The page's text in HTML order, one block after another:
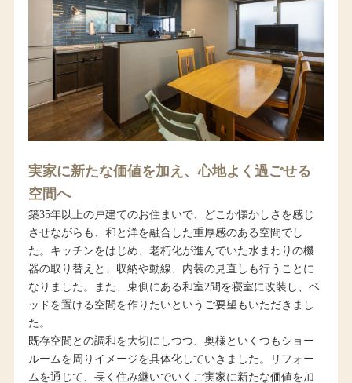
実家に新たな価値を加え、心地よく過ごせる
空間へ
築35年以上の戸建てのお住まいで、どこか懐かしさを感じ
させながらも、和と洋を融合した重厚感のある空間でし
た。キッチンをはじめ、老朽化が進んでいた水まわりの機
器の取り替えと、収納や動線、内装の見直しも行うことに
なりました。また、東側にある和室2間を寝室に改装し、ベ
ッドを置ける空間を作りたいというご要望もいただきまし
た。
既存空間との調和を大切にしつつ、奥様といくつもショー
ルームを周りイメージを具体化していきました。リフォー
ムを通じて、長く住み継いでいくご実家に新たな価値を加